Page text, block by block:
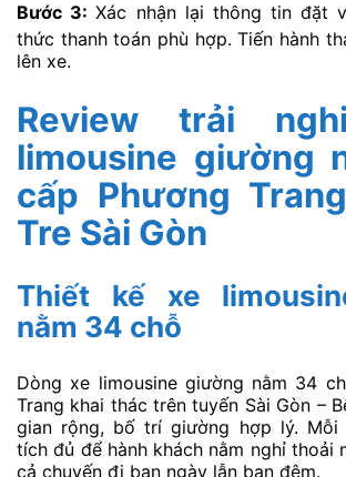
Bước 3:Xác nhận lại thông tin đặt
thức thanh toán phù hợp. Tiến hành
lên xe.
Review trải
limousine giường
cấp Phương
Tre Sài Gòn
Thiết kế xe
nằm 34 chỗ
Dòng xe limousine giường nằm 34
Trang khai thác trên tuyến Sài Gòn –
gian rộng, bố trí giường hợp lý. Mỗi
tích đủ để hành khách nằm nghỉ thoải
cả chuyến đi ban ngày lẫn ban đêm.